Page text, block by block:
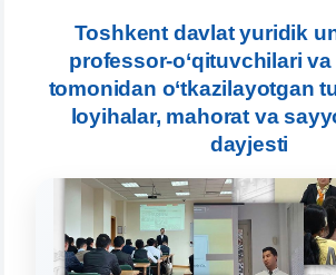
Toshkent davlat yuridik
professor-o‘qituvchilari
tomonidan o‘tkazilayotgan
loyihalar, mahorat va
dayjesti
Hello! Welcome to the TSUL
admissions chat.
Leave your admissions-related
Choose a topic — specific questions
will appear: